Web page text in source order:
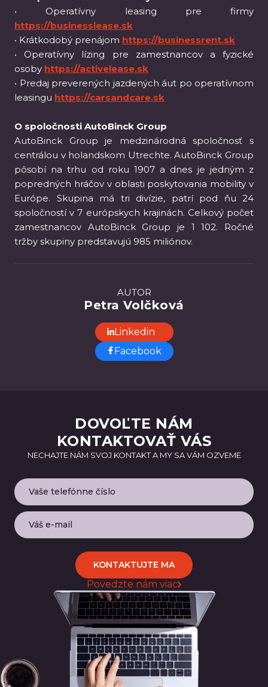
AUTOR
Petra Volčková
Linkedin
Facebook
• Operatívny leasing pre firmy
https://businesslease.sk
• Krátkodobý prenájom https://businessrent.sk
• Operatívny lízing pre zamestnancov a fyzické
osoby https://activelease.sk
• Predaj preverených jazdených áut po operatívnom
leasingu https://carsandcare.sk
O spoločnosti AutoBinck Group
AutoBinck Group je medzinárodná spoločnosť s
centrálou v holandskom Utrechte. AutoBinck Group
pôsobí na trhu od roku 1907 a dnes je jedným z
popredných hráčov v oblasti poskytovania mobility v
Európe. Skupina má tri divízie, patrí pod ňu 24
spoločností v 7 európskych krajinách. Celkový počet
zamestnancov AutoBinck Group je 1 102. Ročné
tržby skupiny predstavujú 985 miliónov.
DOVOĽTE NÁM
KONTAKTOVAŤ VÁS
NECHAJTE NÁM SVOJ KONTAKT A MY SA VÁM OZVEME
Povedzte nám viac
KONTAKTUJTE MA